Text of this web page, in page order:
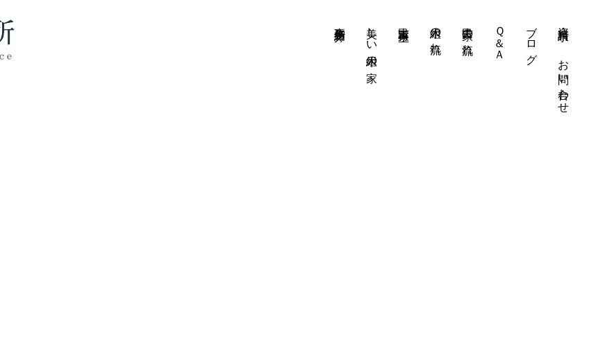
美しい木組の家 木組の流れ 古民家の流れ Ｑ＆Ａ ブログ
お問い合わせ